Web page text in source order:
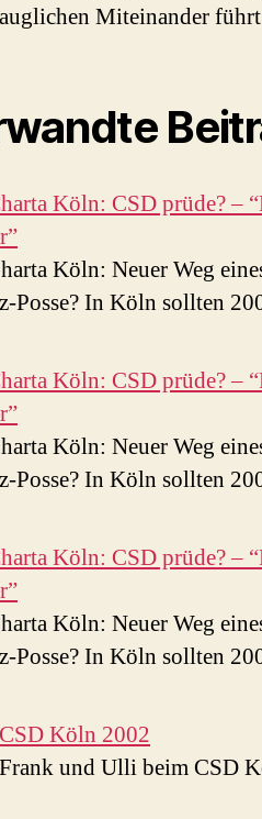
Miteinander
Köln: CSD prüde? –
Köln: Neuer Weg
Posse? In Köln sollten
Köln: CSD prüde? –
Köln: Neuer Weg
Posse? In Köln sollten
Köln: CSD prüde? –
Köln: Neuer Weg
Posse? In Köln sollten
Köln 2002
und Ulli beim CSD